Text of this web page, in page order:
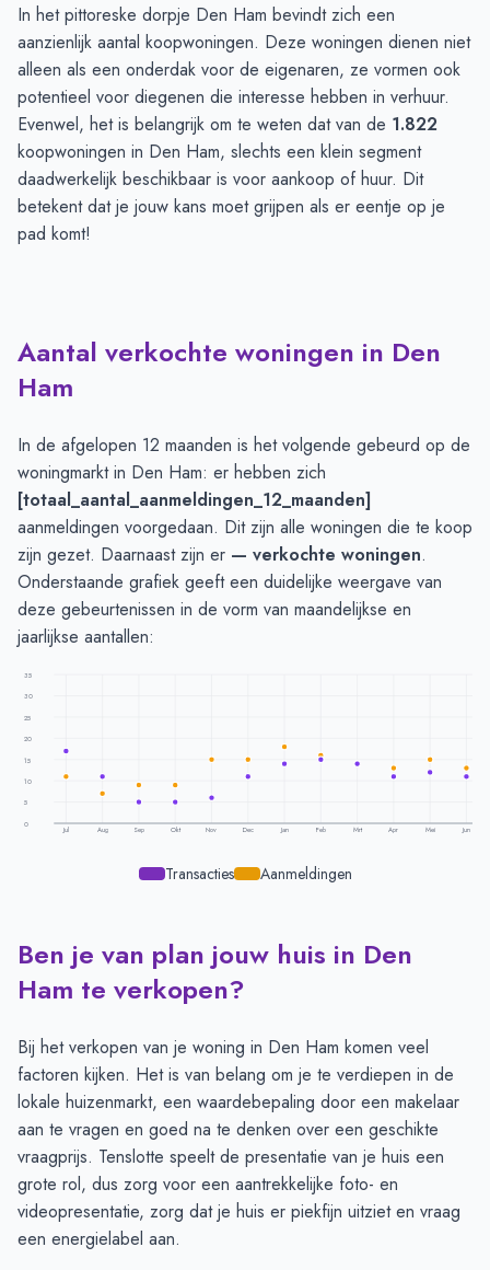
In het pittoreske dorpje Den Ham bevindt zich een
aanzienlijk aantal koopwoningen. Deze woningen dienen niet
alleen als een onderdak voor de eigenaren, ze vormen ook
potentieel voor diegenen die interesse hebben in verhuur.
Evenwel, het is belangrijk om te weten dat van de 1.822
koopwoningen in Den Ham, slechts een klein segment
daadwerkelijk beschikbaar is voor aankoop of huur. Dit
betekent dat je jouw kans moet grijpen als er eentje op je
pad komt!
Aantal verkochte woningen in Den
Ham
In de afgelopen 12 maanden is het volgende gebeurd op de
woningmarkt in Den Ham: er hebben zich
[totaal_aantal_aanmeldingen_12_maanden]
aanmeldingen voorgedaan. Dit zijn alle woningen die te koop
zijn gezet. Daarnaast zijn er — verkochte woningen.
Onderstaande grafiek geeft een duidelijke weergave van
deze gebeurtenissen in de vorm van maandelijkse en
jaarlijkse aantallen:
35
30
25
20
15
10
5
0
Jul Aug Sep Okt Nov Dec Jan Feb Mrt Apr Mei Jun
Transacties Aanmeldingen
Transacties en aanmeldingen per maand - Den Ham
Maand
Transacties
Juli
17
Augustus
September
5
9
Oktober
9
November
December
11
Januari
14
18
Februari
15
16
Maart
14
Ben je van plan jouw huis in Den
Ham te verkopen?
Bij het verkopen van je woning in Den Ham komen veel
factoren kijken. Het is van belang om je te verdiepen in de
lokale huizenmarkt, een waardebepaling door een makelaar
aan te vragen en goed na te denken over een geschikte
vraagprijs. Tenslotte speelt de presentatie van je huis een
grote rol, dus zorg voor een aantrekkelijke foto- en
videopresentatie, zorg dat je huis er piekfijn uitziet en vraag
een energielabel aan.